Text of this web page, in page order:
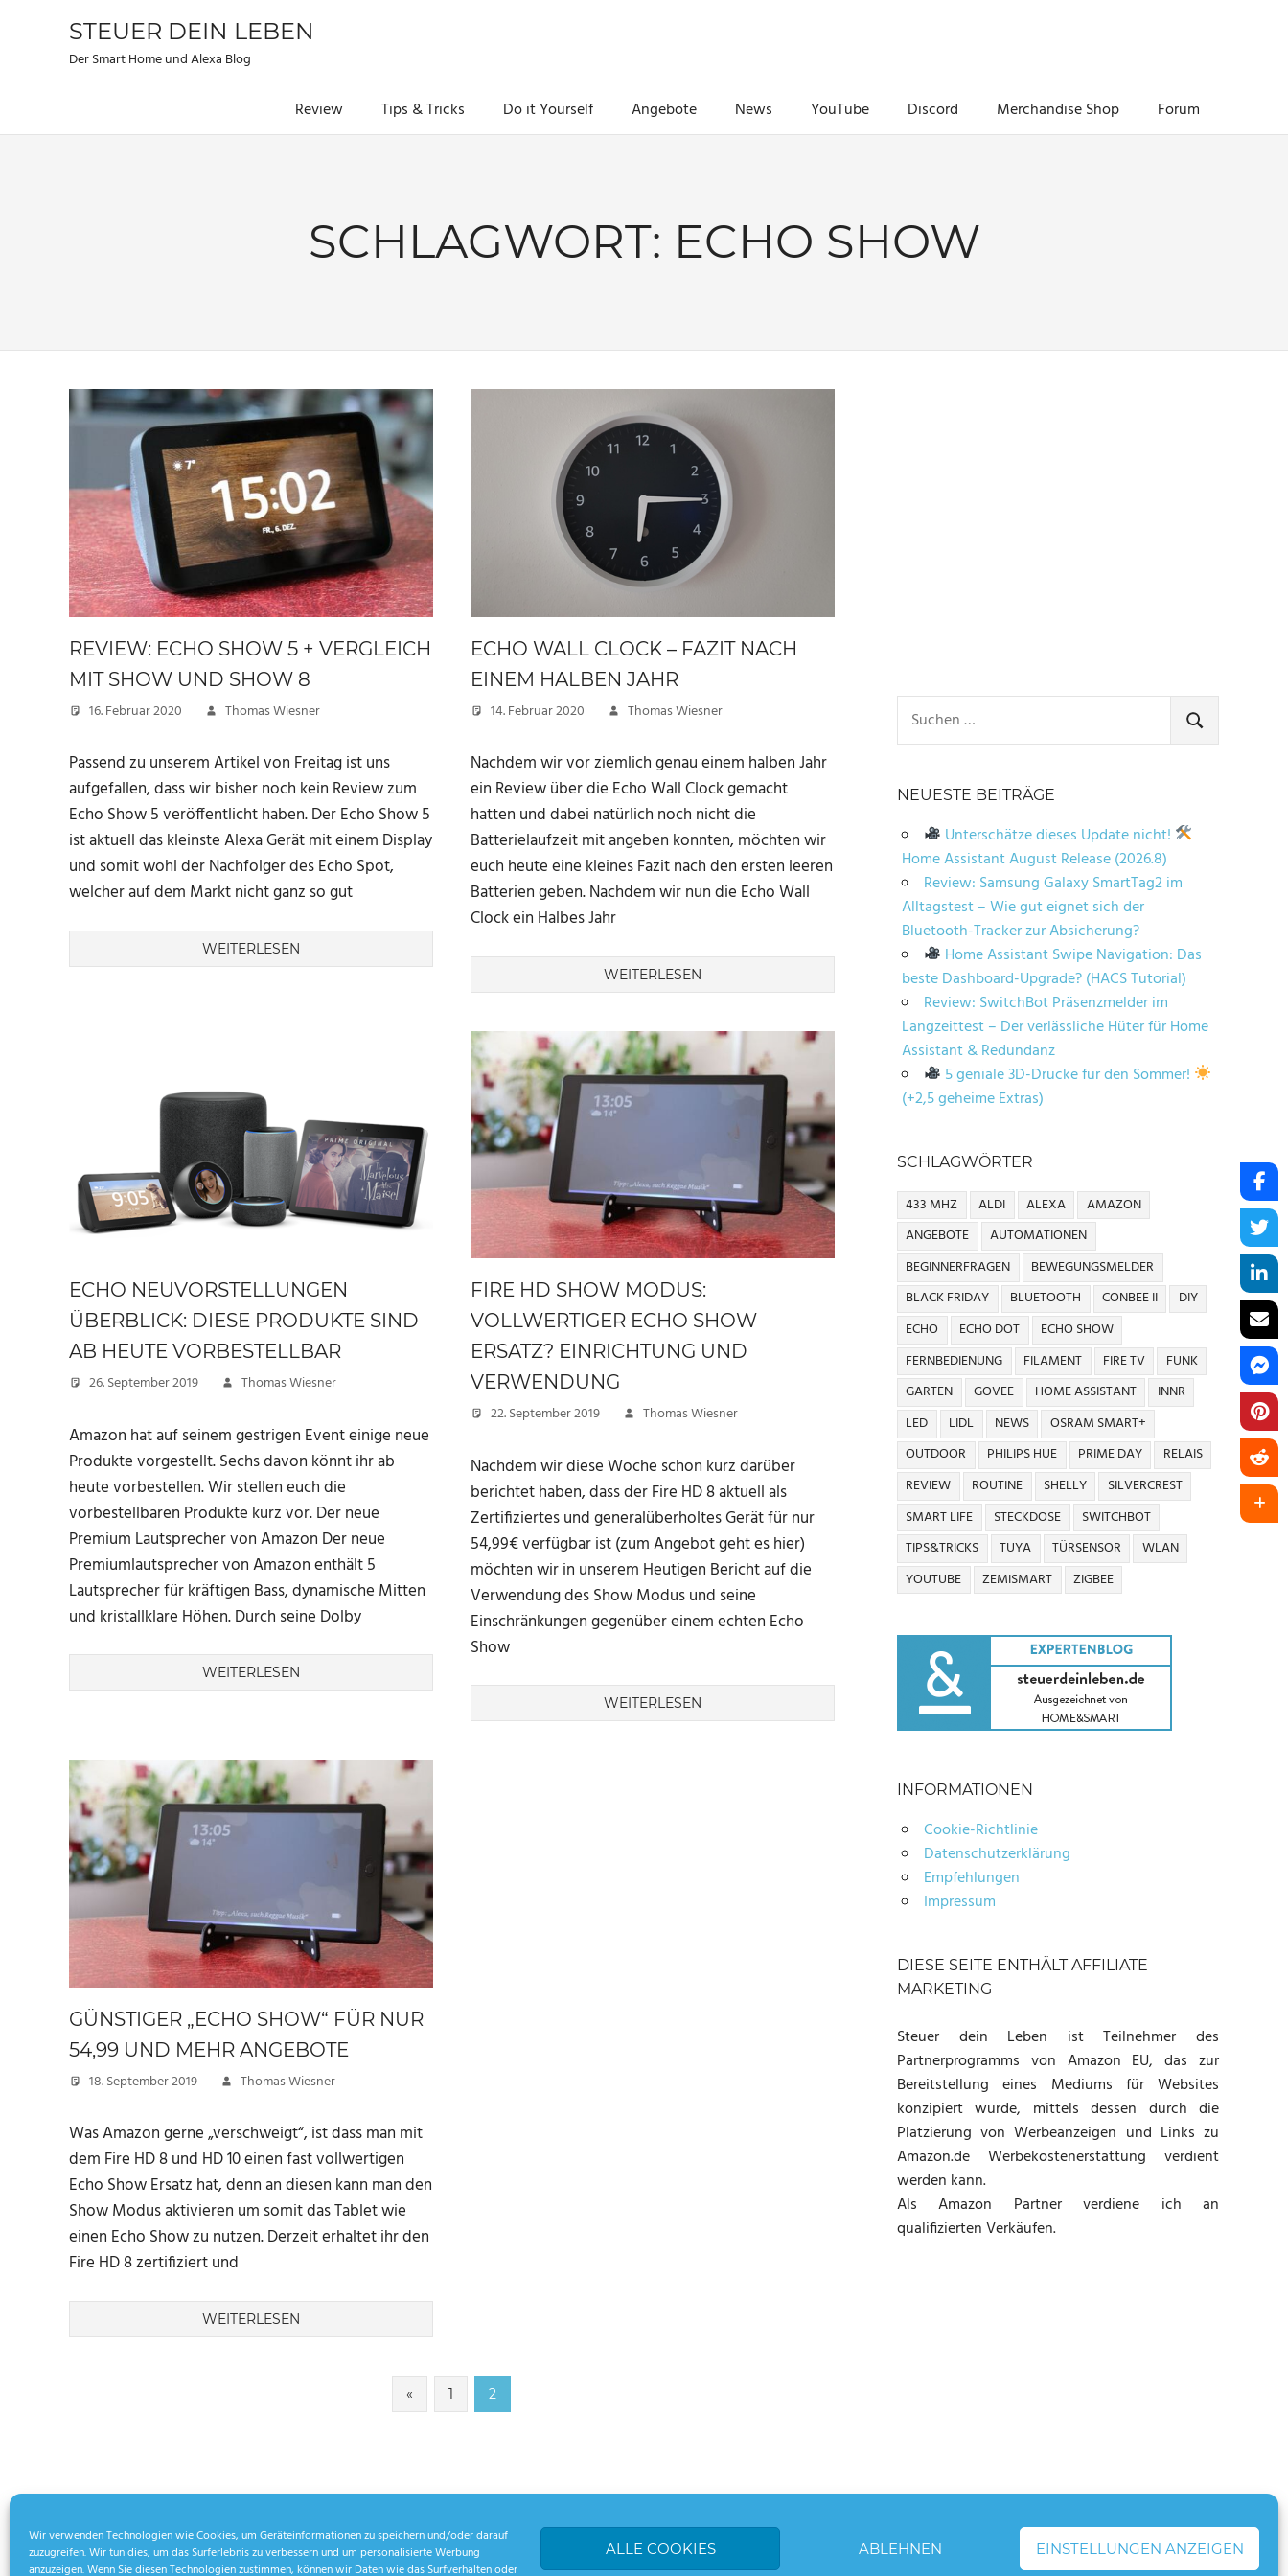
Wir verwenden Technologien wie Cookies, um Geräteinformationen zu speichern und/oder darauf
zuzugreifen. Wir tun dies, um das Surferlebnis zu verbessern und um personalisierte Werbung
anzuzeigen. Wenn Sie diesen Technologien zustimmen, können wir Daten wie das Surfverhalten oder
ALLE COOKIES ABLEHNEN EINSTELLUNGEN ANZEIGEN
STEUER DEIN LEBEN
Der Smart Home und Alexa Blog
Review Tips & Tricks Do it Yourself Angebote News YouTube Discord Merchandise Shop Forum
SCHLAGWORT: ECHO SHOW
REVIEW: ECHO SHOW 5 + VERGLEICH
MIT SHOW UND SHOW 8
16. Februar 2020 Thomas Wiesner
Passend zu unserem Artikel von Freitag ist uns
aufgefallen, dass wir bisher noch kein Review zum
Echo Show 5 veröffentlicht haben. Der Echo Show 5
ist aktuell das kleinste Alexa Gerät mit einem Display
und somit wohl der Nachfolger des Echo Spot,
welcher auf dem Markt nicht ganz so gut
WEITERLESEN
ECHO WALL CLOCK – FAZIT NACH
EINEM HALBEN JAHR
14. Februar 2020 Thomas Wiesner
Nachdem wir vor ziemlich genau einem halben Jahr
ein Review über die Echo Wall Clock gemacht
hatten und dabei natürlich noch nicht die
Batterielaufzeit mit angeben konnten, möchten wir
euch heute eine kleines Fazit nach den ersten leeren
Batterien geben. Nachdem wir nun die Echo Wall
Clock ein Halbes Jahr
WEITERLESEN
ECHO NEUVORSTELLUNGEN
ÜBERBLICK: DIESE PRODUKTE SIND
AB HEUTE VORBESTELLBAR
26. September 2019 Thomas Wiesner
Amazon hat auf seinem gestrigen Event einige neue
Produkte vorgestellt. Sechs davon könnt ihr ab
heute vorbestellen. Wir stellen euch die
vorbestellbaren Produkte kurz vor. Der neue
Premium Lautsprecher von Amazon Der neue
Premiumlautsprecher von Amazon enthält 5
Lautsprecher für kräftigen Bass, dynamische Mitten
und kristallklare Höhen. Durch seine Dolby
WEITERLESEN
FIRE HD SHOW MODUS:
VOLLWERTIGER ECHO SHOW
ERSATZ? EINRICHTUNG UND
VERWENDUNG
22. September 2019 Thomas Wiesner
Nachdem wir diese Woche schon kurz darüber
berichtet haben, dass der Fire HD 8 aktuell als
Zertifiziertes und generalüberholtes Gerät für nur
54,99€ verfügbar ist (zum Angebot geht es hier)
möchten wir in unserem Heutigen Bericht auf die
Verwendung des Show Modus und seine
Einschränkungen gegenüber einem echten Echo
Show
WEITERLESEN
GÜNSTIGER „ECHO SHOW“ FÜR NUR
54,99 UND MEHR ANGEBOTE
18. September 2019 Thomas Wiesner
Was Amazon gerne „verschweigt“, ist dass man mit
dem Fire HD 8 und HD 10 einen fast vollwertigen
Echo Show Ersatz hat, denn an diesen kann man den
Show Modus aktivieren um somit das Tablet wie
einen Echo Show zu nutzen. Derzeit erhaltet ihr den
Fire HD 8 zertifiziert und
WEITERLESEN
«Vorherige
Beiträge
1 2
nach:
SUCHEN
NEUESTE BEITRÄGE
Unterschätze dieses Update nicht!
Home Assistant August Release (2026.8)
Review: Samsung Galaxy SmartTag2 im
Alltagstest – Wie gut eignet sich der
Bluetooth-Tracker zur Absicherung?
Home Assistant Swipe Navigation: Das
beste Dashboard-Upgrade? (HACS Tutorial)
Review: SwitchBot Präsenzmelder im
Langzeittest – Der verlässliche Hüter für Home
Assistant & Redundanz
5 geniale 3D-Drucke für den Sommer!
(+2,5 geheime Extras)
SCHLAGWÖRTER
433 MHZ ALDI ALEXA
AMAZON
ANGEBOTE
AUTOMATIONEN
BEGINNERFRAGEN
BEWEGUNGSMELDER
BLACK FRIDAY
BLUETOOTH CONBEE II
DIY
ECHO
ECHO DOT
ECHO SHOW
FERNBEDIENUNG
FILAMENT FIRE TV
FUNK
GARTEN
GOVEE HOME ASSISTANT
INNR
LED
LIDL NEWS
OSRAM SMART+
OUTDOOR
PHILIPS HUE PRIME DAY
RELAIS
REVIEW
ROUTINE SHELLY
SILVERCREST
SMART LIFE
STECKDOSE
SWITCHBOT
TIPS&TRICKS
TUYA TÜRSENSOR
WLAN
YOUTUBE
ZEMISMART ZIGBEE
INFORMATIONEN
Cookie-Richtlinie
Datenschutzerklärung
Empfehlungen
Impressum
DIESE SEITE ENTHÄLT AFFILIATE
MARKETING
Steuer dein Leben ist Teilnehmer des
Partnerprogramms von Amazon EU, das zur
Bereitstellung eines Mediums für Websites
konzipiert wurde, mittels dessen durch die
Platzierung von Werbeanzeigen und Links zu
Amazon.de Werbekostenerstattung verdient
werden kann.
Als Amazon Partner verdiene ich an
qualifizierten Verkäufen.